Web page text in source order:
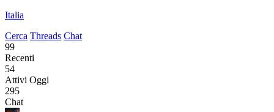
Italia
Cerca Threads Chat
99
Recenti
54
Attivi Oggi
295
Chat